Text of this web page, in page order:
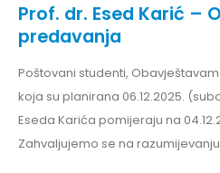
Prof. dr. Esed Karić –
predavanja
Poštovani studenti,
koja su planirana 06.12.2025.
Eseda Karića pomijeraju na
Zahvaljujemo se na